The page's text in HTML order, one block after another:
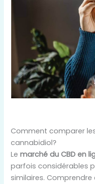
Comment comparer
cannabidiol?
Lemarché du CBD en
parfois considérables
similaires.